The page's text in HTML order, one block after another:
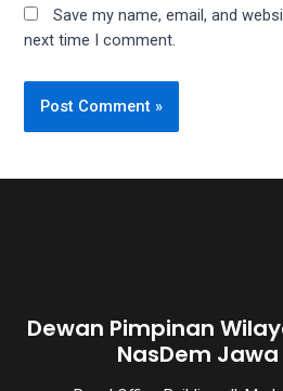
Save my name, email, and
next time I comment.
Dewan Pimpinan
NasDem